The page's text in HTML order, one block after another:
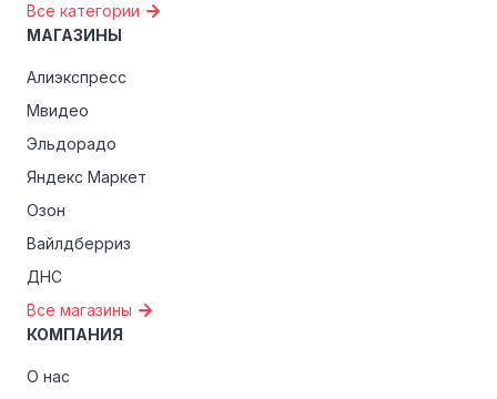
Все категории
МАГАЗИНЫ
Алиэкспресс
Мвидео
Эльдорадо
Яндекс Маркет
Озон
Вайлдберриз
ДНС
Все магазины
КОМПАНИЯ
О нас